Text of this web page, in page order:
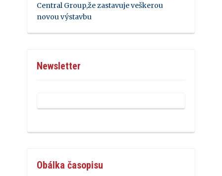
Central Group,že zastavuje veškerou
novou výstavbu
Newsletter
Obálka časopisu